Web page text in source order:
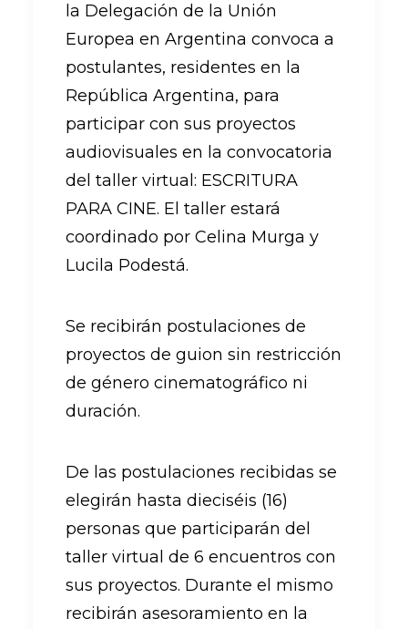
la Delegación de la Unión
Europea en Argentina convoca a
postulantes, residentes en la
República Argentina, para
participar con sus proyectos
audiovisuales en la convocatoria
del taller virtual: ESCRITURA
PARA CINE. El taller estará
coordinado por Celina Murga y
Lucila Podestá.
Se recibirán postulaciones de
proyectos de guion sin restricción
de género cinematográfico ni
duración.
De las postulaciones recibidas se
elegirán hasta dieciséis (16)
personas que participarán del
taller virtual de 6 encuentros con
sus proyectos. Durante el mismo
recibirán asesoramiento en la